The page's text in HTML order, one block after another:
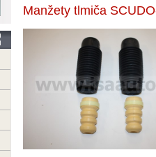
Manžety tlmiča